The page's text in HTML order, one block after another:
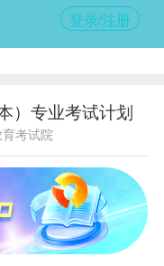
登录/注册
）专业考试计划
考试院